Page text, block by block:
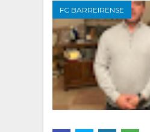
FC BARREIRENSE